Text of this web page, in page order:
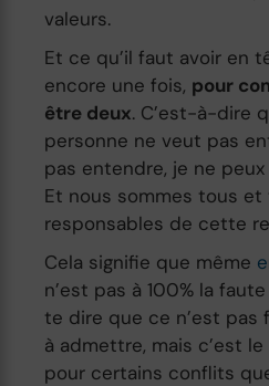
valeurs.
Et ce qu’il faut avoir en
encore une fois, pour
être deux. C’est-à-dire
personne ne veut pas
pas entendre, je ne
Et nous sommes tous
responsables de cette
Cela signifie que même
n’est pas à 100% la
te dire que ce n’est pas
à admettre, mais c’est
pour certains conflits